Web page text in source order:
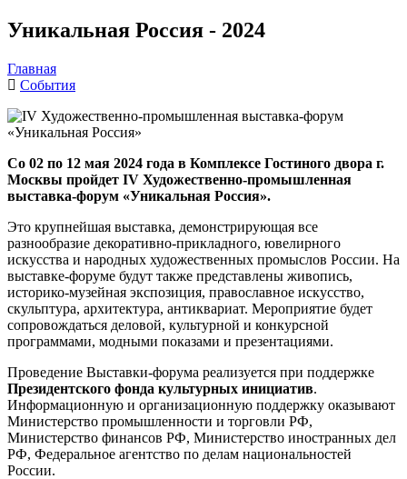
Уникальная Россия - 2024
Главная
События
Со 02 по 12 мая 2024 года в Комплексе Гостиного двора г.
Москвы пройдет IV Художественно-промышленная
выставка-форум «Уникальная Россия».
Это крупнейшая выставка, демонстрирующая все
разнообразие декоративно-прикладного, ювелирного
искусства и народных художественных промыслов России. На
выставке-форуме будут также представлены живопись,
историко-музейная экспозиция, православное искусство,
скульптура, архитектура, антиквариат. Мероприятие будет
сопровождаться деловой, культурной и конкурсной
программами, модными показами и презентациями.
Проведение Выставки-форума реализуется при поддержке
Президентского фонда культурных инициатив.
Информационную и организационную поддержку оказывают
Министерство промышленности и торговли РФ,
Министерство финансов РФ, Министерство иностранных дел
РФ, Федеральное агентство по делам национальностей
России.